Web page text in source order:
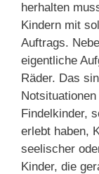
herhalten
Kindern mit
Auftrags.
eigentliche
Räder. Das
Findelkinder,
erlebt haben,
seelischer
Kinder, die